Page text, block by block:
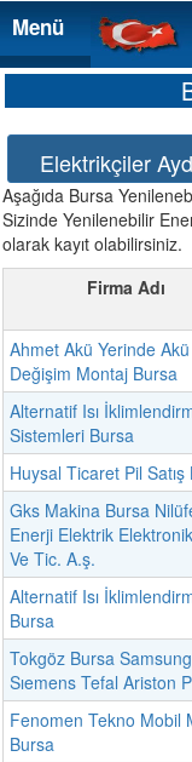
Menü
Menü
Elektrikçiler
Aşağıda Bursa
Sizinde Yenilenebilir
olarak kayıt olabilirsiniz.
Firma Adı
Ahmet Akü Yerinde Akü
Değişim Montaj Bursa
Alternatif Isı
Sistemleri Bursa
Huysal Ticaret Pil Satış
Gks Makina Bursa
Enerji Elektrik
Ve Tic. A.ş.
Alternatif Isı
Bursa
Tokgöz Bursa Samsung
Sıemens Tefal Ariston
Fenomen Tekno Mobil
Bursa